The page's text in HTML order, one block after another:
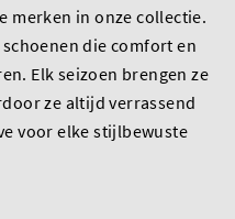
merken in onze collectie.
die comfort en
Elk seizoen brengen ze
ze altijd verrassend
voor elke stijlbewuste